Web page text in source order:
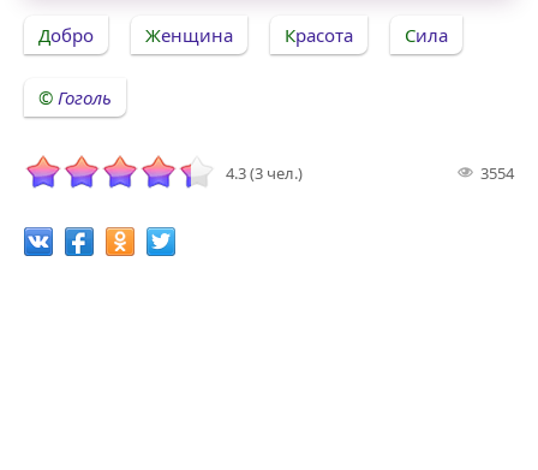
Добро Женщина Красота Сила
Гоголь
4.3 (3 чел.) 3554